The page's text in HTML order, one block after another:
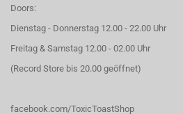
Doors:
Dienstag - Donnerstag 12.00 - 22.00 Uhr
Freitag & Samstag 12.00 - 02.00 Uhr
(Record Store bis 20.00 geöffnet)
facebook.com/ToxicToastShop